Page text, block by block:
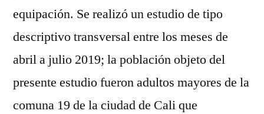
equipación. Se realizó un estudio de tipo
descriptivo transversal entre los meses de
abril a julio 2019; la población objeto del
presente estudio fueron adultos mayores de la
comuna 19 de la ciudad de Cali que